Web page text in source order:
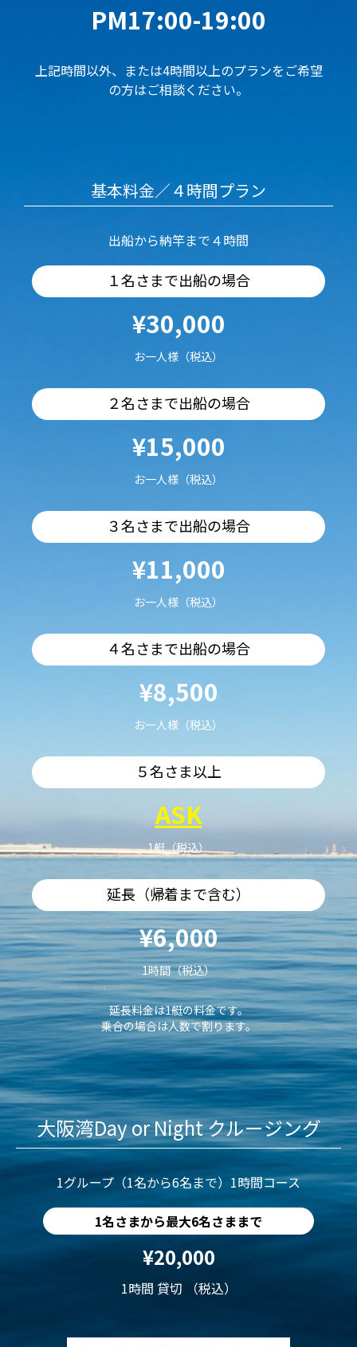
PM17:00-19:00
上記時間以外、または4時間以上のプランをご希望
の方はご相談ください。
基本料金／４時間プラン
出船から納竿まで４時間
１名さまで出船の場合
¥30,000
お一人様（税込）
２名さまで出船の場合
¥15,000
お一人様（税込）
３名さまで出船の場合
¥11,000
お一人様（税込）
４名さまで出船の場合
¥8,500
お一人様（税込）
５名さま以上
ASK
1艇（税込）
延長（帰着まで含む）
¥6,000
1時間（税込）
延長料金は1艇の料金です。
乗合の場合は人数で割ります。
大阪湾Day or Night クルージング
1グループ（1名から6名まで）1時間コース
1名さまから最大6名さままで
¥20,000
1時間 貸切 （税込）